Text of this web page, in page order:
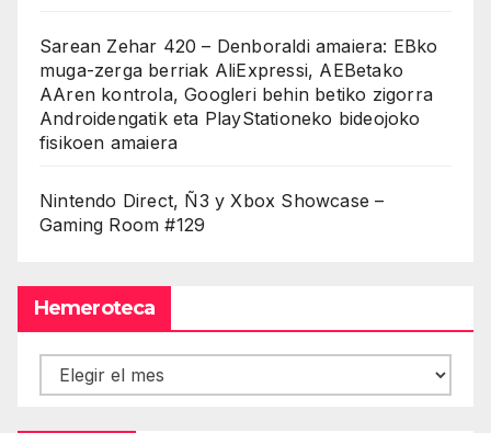
Sarean Zehar 420 – Denboraldi amaiera: EBko
muga-zerga berriak AliExpressi, AEBetako
AAren kontrola, Googleri behin betiko zigorra
Androidengatik eta PlayStationeko bideojoko
fisikoen amaiera
Nintendo Direct, Ñ3 y Xbox Showcase –
Gaming Room #129
Hemeroteca
Hemeroteca